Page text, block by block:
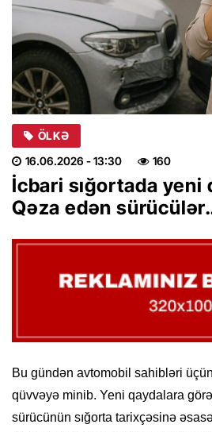
ÖLKƏ
16.06.2026 - 13:30 160
İcbari sığortada yeni
Qəza edən
Bu gündən avtomobil sahibləri
qüvvəyə minib. Yeni qaydalara
sürücünün sığorta tarixçəsinə